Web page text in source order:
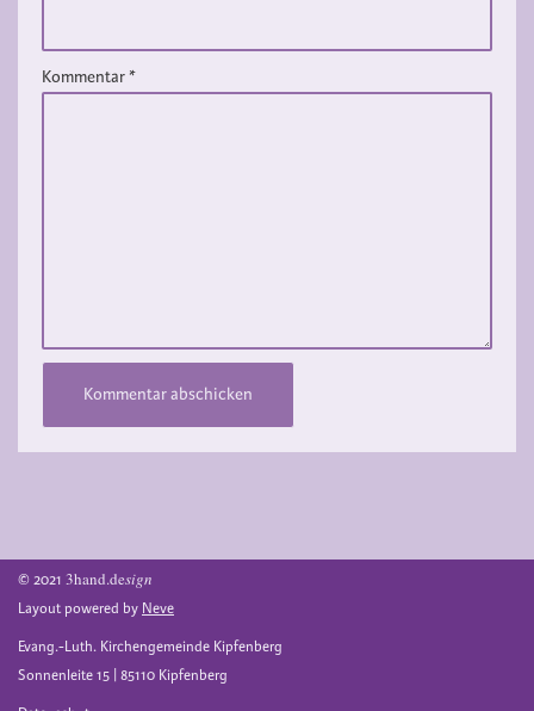
Kommentar*
© 2021 3hand.design
Layout powered by Neve
Evang.-Luth. Kirchengemeinde Kipfenberg
Sonnenleite 15 | 85110 Kipfenberg